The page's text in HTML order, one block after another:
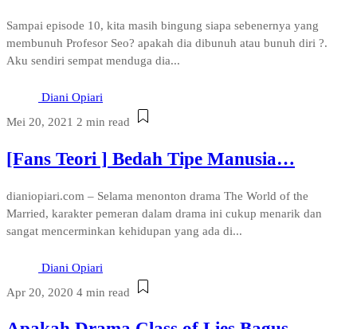
Sampai episode 10, kita masih bingung siapa sebenernya yang
membunuh Profesor Seo? apakah dia dibunuh atau bunuh diri ?.
Aku sendiri sempat menduga dia...
Diani Opiari
Mei 20, 2021 2 min read
[Fans Teori ] Bedah Tipe Manusia…
dianiopiari.com – Selama menonton drama The World of the
Married, karakter pemeran dalam drama ini cukup menarik dan
sangat mencerminkan kehidupan yang ada di...
Diani Opiari
Apr 20, 2020 4 min read